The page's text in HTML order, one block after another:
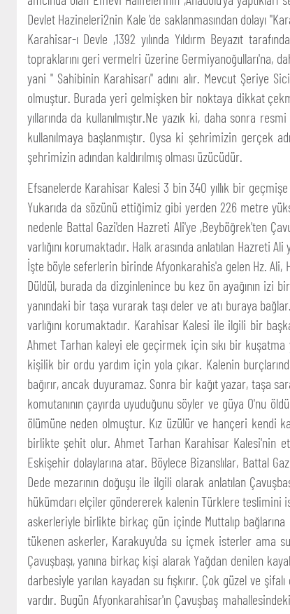
Devlet Hazineleri2nin Kale 'de saklanmasından dolayı
Karahisar-ı Devle ,1392 yılında Yıldırm Beyazıt
topraklarını geri vermelri üzerine Germiyanoğulları'na,
yani " Sahibinin Karahisarı" adını alır. Mevcut Şeriye
olmuştur. Burada yeri gelmişken bir noktaya dikkat
yıllarında da kullanılmıştır.Ne yazık ki, daha sonra
kullanılmaya başlanmıştır. Oysa ki şehrimizin gerçek
şehrimizin adından kaldırılmış olması üzücüdür.
Efsanelerde Karahisar Kalesi 3 bin 340 yıllık bir
Yukarıda da sözünü ettiğimiz gibi yerden 226 metre
nedenle Battal Gazi'den Hazreti Ali'ye ,Beyböğrek'ten
varlığını korumaktadır. Halk arasında anlatılan
İşte böyle seferlerin birinde Afyonkarahis'a gelen Hz. Ali,
Düldül, burada da dizginlenince bu kez ön ayağının izi
yanındaki bir taşa vurarak taşı deler ve atı buraya
varlığını korumaktadır. Karahisar Kalesi ile ilgili bir
Ahmet Tarhan kaleyi ele geçirmek için sıkı bir kuşatma
kişilik bir ordu yardım için yola çıkar. Kalenin
bağırır, ancak duyuramaz. Sonra bir kağıt yazar, taşa
komutanının çayırda uyuduğunu söyler ve güya O'nu
ölümüne neden olmuştur. Kız üzülür ve hançeri kendi
birlikte şehit olur. Ahmet Tarhan Karahisar Kalesi'nin
Eskişehir dolaylarına atar. Böylece Bizanslılar, Battal
Dede mezarının doğuşu ile ilgili olarak anlatılan
hükümdarı elçiler göndererek kalenin Türklere teslimini
askerleriyle birlikte birkaç gün içinde Muttalıp
tükenen askerler, Karakuyu'da su içmek isterler ama
Çavuşbaşı, yanına birkaç kişi alarak Yağdan denilen
darbesiyle yarılan kayadan su fışkırır. Çok güzel ve
vardır. Bugün Afyonkarahisar'ın Çavuşbaş